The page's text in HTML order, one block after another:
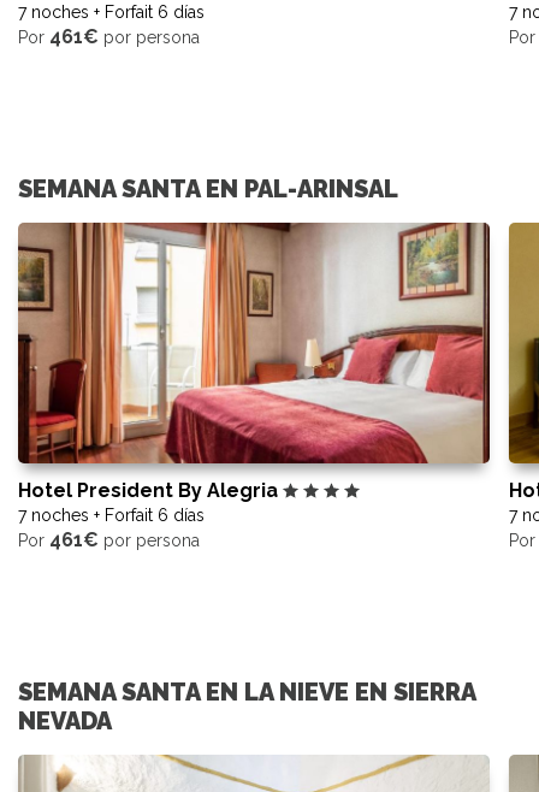
7 noches + Forfait 6 días
Por 461€ por persona
7
Por
SEMANA SANTA EN PAL-ARINSAL
Hotel President By Alegria
7 noches + Forfait 6 días
Por 461€ por persona
7
Por
SEMANA SANTA EN LA NIEVE EN SIERRA
NEVADA